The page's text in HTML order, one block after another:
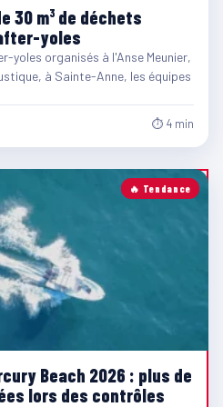
30 m³ de déchets
yoles
yoles organisés à l'Anse Meunier,
à Sainte-Anne, les équipes
⏱ 4 min
🔥 Tendance
Beach 2026 : plus de
lors des contrôles